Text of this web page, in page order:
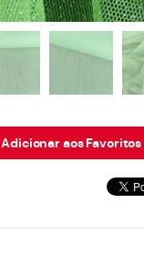
Adicionar aos Favoritos